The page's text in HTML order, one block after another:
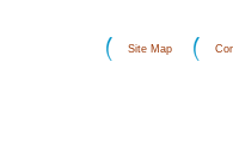
Site Map